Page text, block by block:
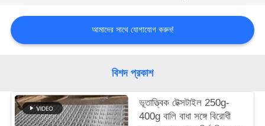
আমাদের
সাথে
খবর
আমাদের সাথে যোগাযোগ করুন!
বিশদ প্রকাশ
ভূতাত্ত্বিক টেক্সটাইল 250g-
400g বালি বাধা সঙ্গে বিরোধী